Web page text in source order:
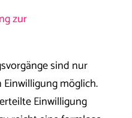
zur
sind nur
möglich.
Einwilligung